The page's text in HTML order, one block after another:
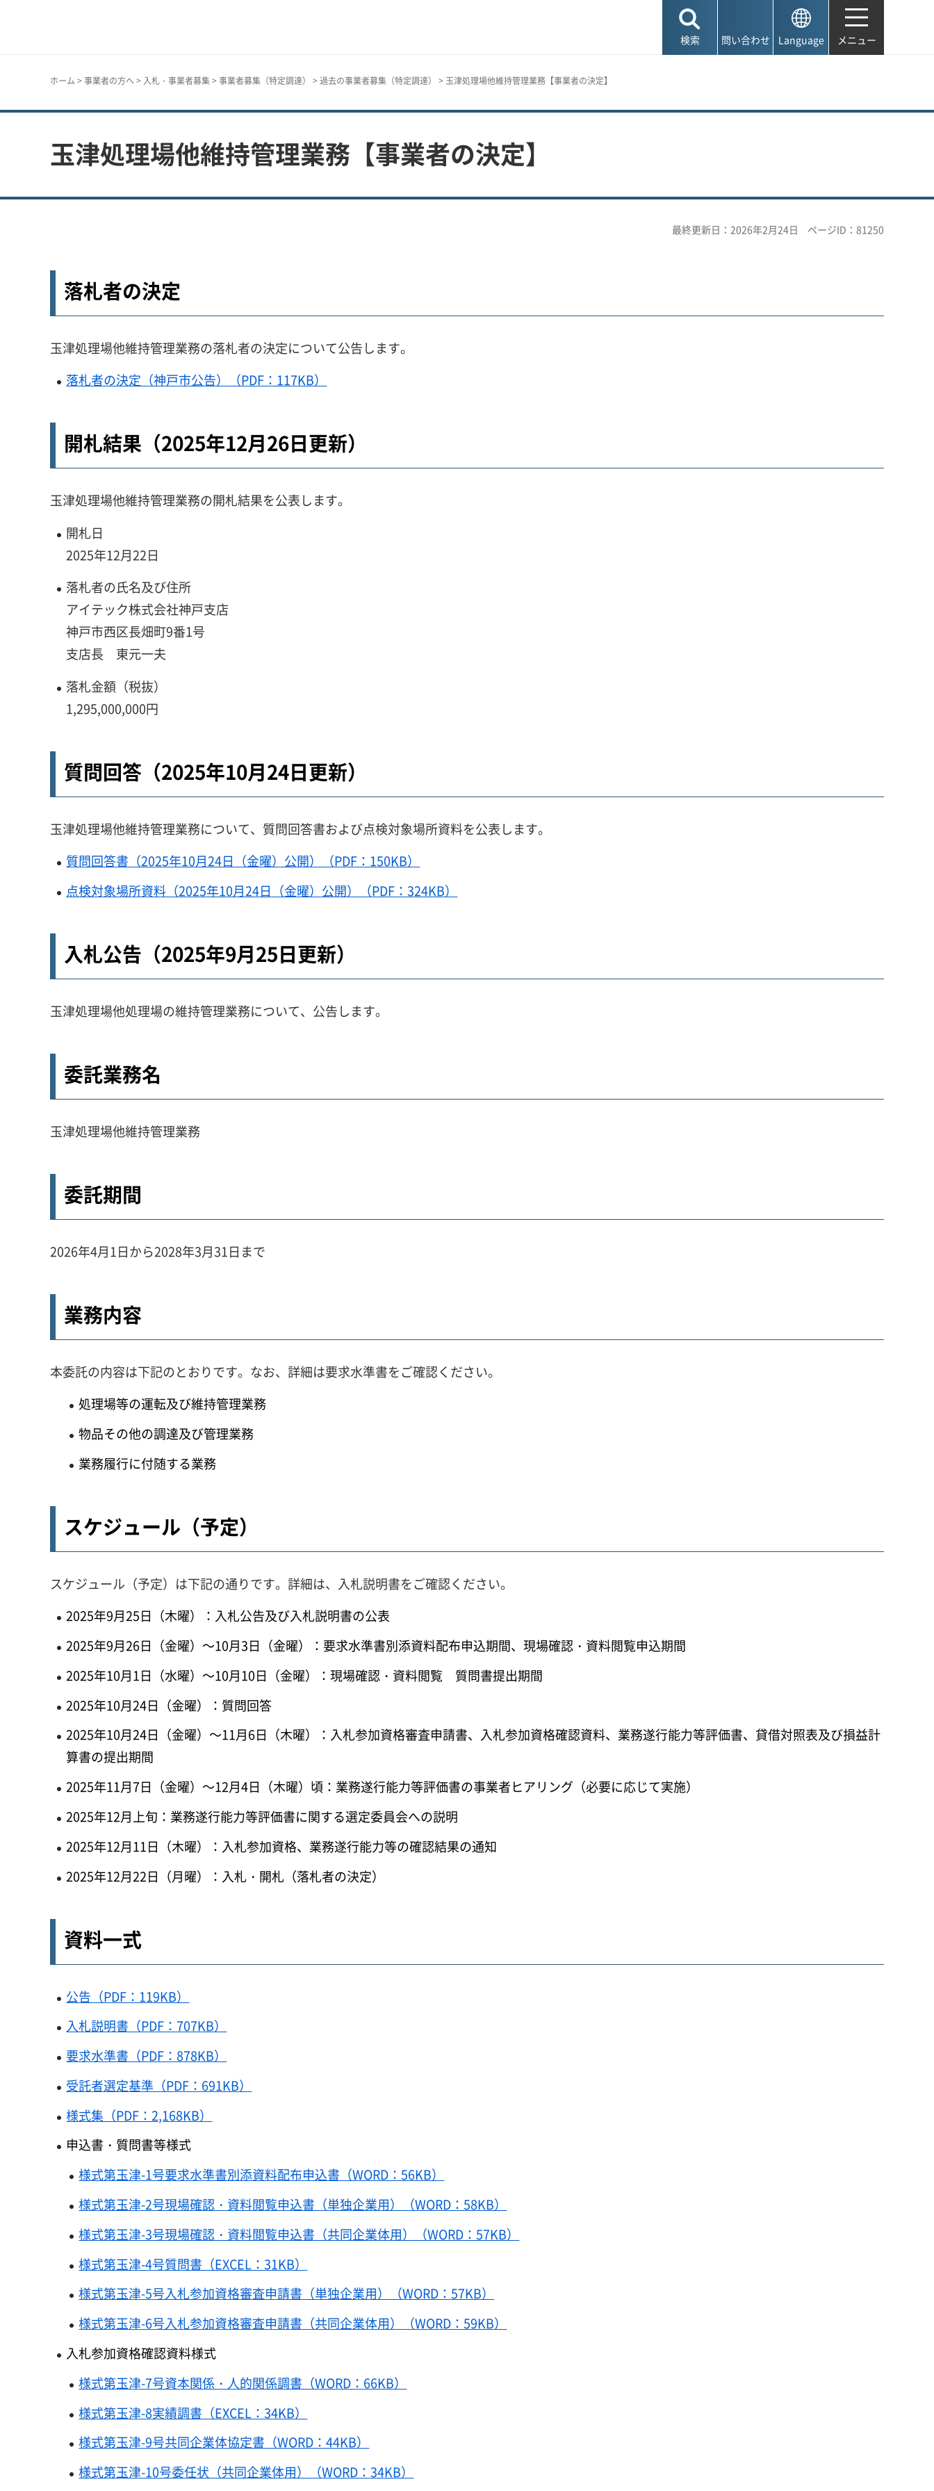
検索 問い合わせ Language メニュー
ホーム > 事業者の方へ > 入札・事業者募集> 事業者募集（特定調達） > 過去の事業者募集（特定調達） > 玉津処理場他維持管理業務【事業者の決定】
玉津処理場他維持管理業務【事業者の決定】
最終更新日：2026年2月24日 ページID：81250
落札者の決定
玉津処理場他維持管理業務の落札者の決定について公告します。
落札者の決定（神戸市公告）（PDF：117KB）
開札結果（2025年12月26日更新）
玉津処理場他維持管理業務の開札結果を公表します。
開札日
2025年12月22日
落札者の氏名及び住所
アイテック株式会社神戸支店
神戸市西区長畑町9番1号
支店長 東元一夫
落札金額（税抜）
1,295,000,000円
質問回答（2025年10月24日更新）
玉津処理場他維持管理業務について、質問回答書および点検対象場所資料を公表します。
質問回答書（2025年10月24日（金曜）公開）（PDF：150KB）
点検対象場所資料（2025年10月24日（金曜）公開）（PDF：324KB）
入札公告（2025年9月25日更新）
玉津処理場他処理場の維持管理業務について、公告します。
委託業務名
玉津処理場他維持管理業務
委託期間
2026年4月1日から2028年3月31日まで
業務内容
本委託の内容は下記のとおりです。なお、詳細は要求水準書をご確認ください。
処理場等の運転及び維持管理業務
物品その他の調達及び管理業務
業務履行に付随する業務
スケジュール（予定）
スケジュール（予定）は下記の通りです。詳細は、入札説明書をご確認ください。
2025年9月25日（木曜）：入札公告及び入札説明書の公表
2025年9月26日（金曜）～10月3日（金曜）：要求水準書別添資料配布申込期間、現場確認・資料閲覧申込期間
2025年10月1日（水曜）～10月10日（金曜）：現場確認・資料閲覧 質問書提出期間
2025年10月24日（金曜）：質問回答
2025年10月24日（金曜）～11月6日（木曜）：入札参加資格審査申請書、入札参加資格確認資料、業務遂行能力等評価書、貸借対照表及び損益計
算書の提出期間
2025年11月7日（金曜）～12月4日（木曜）頃：業務遂行能力等評価書の事業者ヒアリング（必要に応じて実施）
2025年12月上旬：業務遂行能力等評価書に関する選定委員会への説明
2025年12月11日（木曜）：入札参加資格、業務遂行能力等の確認結果の通知
2025年12月22日（月曜）：入札・開札（落札者の決定）
資料一式
公告（PDF：119KB）
入札説明書（PDF：707KB）
要求水準書（PDF：878KB）
受託者選定基準（PDF：691KB）
様式集（PDF：2,168KB）
申込書・質問書等様式
様式第玉津-1号要求水準書別添資料配布申込書（WORD：56KB）
様式第玉津-2号現場確認・資料閲覧申込書（単独企業用）（WORD：58KB）
様式第玉津-3号現場確認・資料閲覧申込書（共同企業体用）（WORD：57KB）
様式第玉津-4号質問書（EXCEL：31KB）
様式第玉津-5号入札参加資格審査申請書（単独企業用）（WORD：57KB）
様式第玉津-6号入札参加資格審査申請書（共同企業体用）（WORD：59KB）
入札参加資格確認資料様式
様式第玉津-7号資本関係・人的関係調書（WORD：66KB）
様式第玉津-8実績調書（EXCEL：34KB）
様式第玉津-9号共同企業体協定書（WORD：44KB）
様式第玉津-10号委任状（共同企業体用）（WORD：34KB）